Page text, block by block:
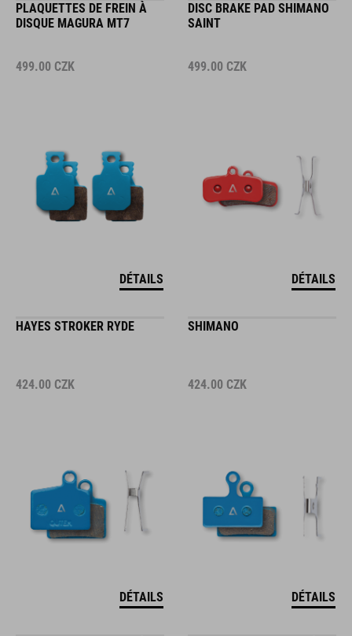
PLAQUETTES DE FREIN À
DISQUE MAGURA MT7
499.00 CZK
DÉTAILS
DISC BRAKE PAD SHIMANO
SAINT
499.00 CZK
DÉTAILS
HAYES STROKER RYDE
424.00 CZK
DÉTAILS
SHIMANO
424.00 CZK
DÉTAILS